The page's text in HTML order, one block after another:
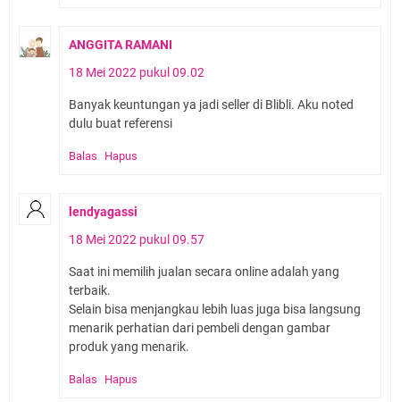
ANGGITA RAMANI
18 Mei 2022 pukul 09.02
Banyak keuntungan ya jadi seller di Blibli. Aku noted
dulu buat referensi
Balas Hapus
lendyagassi
18 Mei 2022 pukul 09.57
Saat ini memilih jualan secara online adalah yang
terbaik.
Selain bisa menjangkau lebih luas juga bisa langsung
menarik perhatian dari pembeli dengan gambar
produk yang menarik.
Balas Hapus